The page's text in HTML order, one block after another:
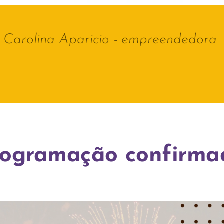
Carolina Aparicio - empreendedora